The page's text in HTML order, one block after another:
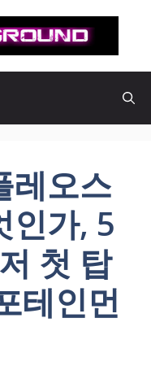
레오스
인가, 5
첫 탑
테인먼